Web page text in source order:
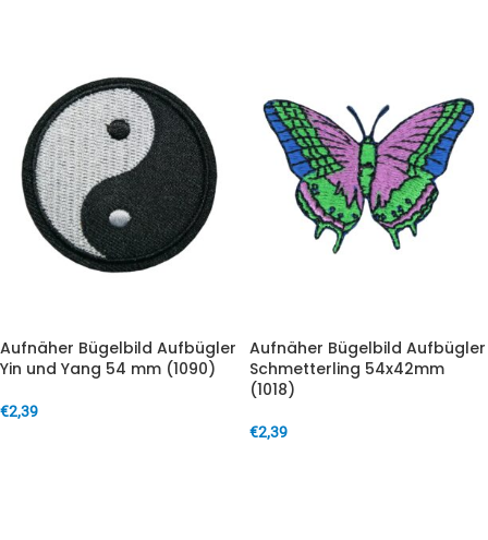
Aufnäher Bügelbild Aufbügler
Yin und Yang 54 mm (1090)
€2,39
Aufnäher Bügelbild Aufbügler
Schmetterling 54x42mm
(1018)
€2,39